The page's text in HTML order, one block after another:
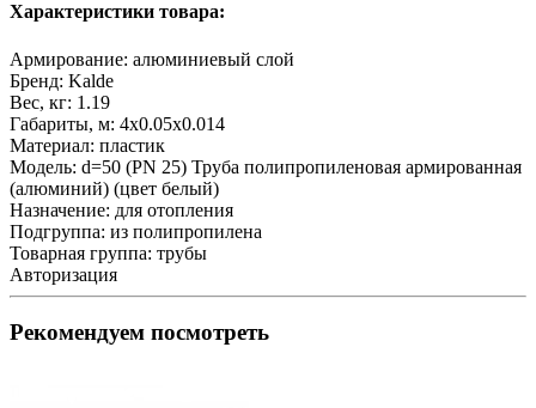
Характеристики товара:
Армирование: алюминиевый слой
Бренд: Kalde
Вес, кг: 1.19
Габариты, м: 4x0.05x0.014
Материал: пластик
Модель: d=50 (PN 25) Труба полипропиленовая армированная
(алюминий) (цвет белый)
Назначение: для отопления
Подгруппа: из полипропилена
Товарная группа: трубы
Авторизация
Рекомендуем посмотреть